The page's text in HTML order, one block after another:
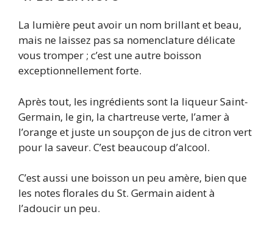
La lumière peut avoir un nom brillant et beau,
mais ne laissez pas sa nomenclature délicate
vous tromper ; c’est une autre boisson
exceptionnellement forte.
Après tout, les ingrédients sont la liqueur Saint-
Germain, le gin, la chartreuse verte, l’amer à
l’orange et juste un soupçon de jus de citron vert
pour la saveur. C’est beaucoup d’alcool.
C’est aussi une boisson un peu amère, bien que
les notes florales du St. Germain aident à
l’adoucir un peu.